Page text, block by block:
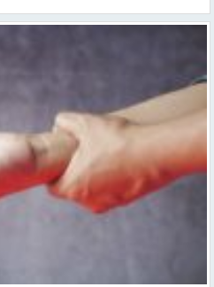
kā to novērst, atpazīt un veiksmīgi